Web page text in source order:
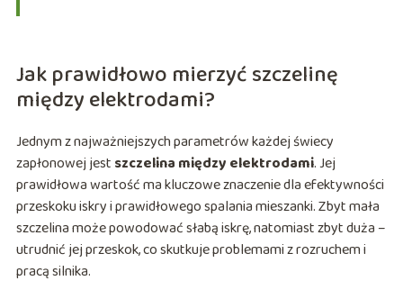
Jak prawidłowo mierzyć szczelinę
między elektrodami?
Jednym z najważniejszych parametrów każdej świecy
zapłonowej jest szczelina między elektrodami. Jej
prawidłowa wartość ma kluczowe znaczenie dla efektywności
przeskoku iskry i prawidłowego spalania mieszanki. Zbyt mała
szczelina może powodować słabą iskrę, natomiast zbyt duża –
utrudnić jej przeskok, co skutkuje problemami z rozruchem i
pracą silnika.